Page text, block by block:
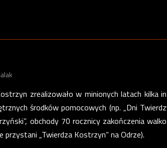
zrealizowało w minionych latach kilka
środków pomocowych (np. „Dni
obchody 70 rocznicy zakończenia
przystani „Twierdza Kostrzyn” na Odrze).